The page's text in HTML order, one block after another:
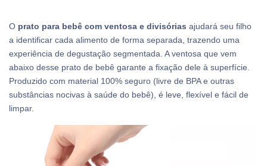
O prato para bebê com ventosa e divisórias ajudará seu filho
a identificar cada alimento de forma separada, trazendo uma
experiência de degustação segmentada. A ventosa que vem
abaixo desse prato de bebê garante a fixação dele à superfície.
Produzido com material 100% seguro (livre de BPA e outras
substâncias nocivas à saúde do bebê), é leve, flexível e fácil de
limpar.